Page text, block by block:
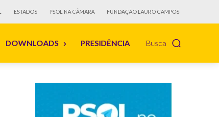
ESTADOS PSOL NA CÂMARA FUNDAÇÃO LAURO CAMPOS
Busca
DOWNLOADS PRESIDÊNCIA